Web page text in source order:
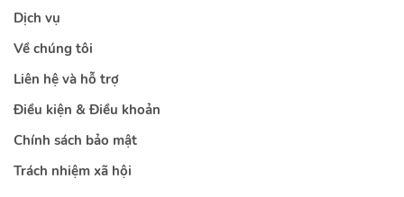
Dịch vụ
Về chúng tôi
Liên hệ và hỗ trợ
Điều kiện & Điều khoản
Chính sách bảo mật
Trách nhiệm xã hội